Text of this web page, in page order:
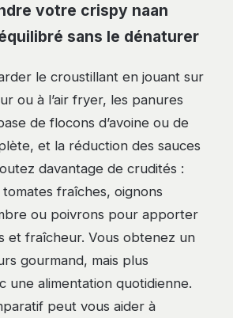
votre crispy naan
sans le dénaturer
le croustillant en jouant sur
ou à l’air fryer, les panures
de flocons d’avoine ou de
et la réduction des sauces
davantage de crudités :
fraîches, oignons
ou poivrons pour apporter
et fraîcheur. Vous obtenez un
gourmand, mais plus
une alimentation quotidienne.
peut vous aider à